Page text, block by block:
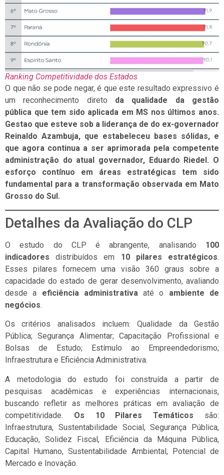
Ranking Competitividade dos Estados
O que não se pode negar, é que este resultado expressivo é
um reconhecimento direto da qualidade da gestão
pública que tem sido aplicada em MS nos últimos anos.
Gestao que esteve sob a liderança de do ex-governador
Reinaldo Azambuja, que estabeleceu bases sólidas, e
que agora continua a ser aprimorada pela competente
administração do atual governador, Eduardo Riedel. O
esforço contínuo em áreas estratégicas tem sido
fundamental para a transformação observada em Mato
Grosso do Sul.
Detalhes da Avaliação do CLP
O estudo do CLP é abrangente, analisando 100
indicadores distribuídos em 10 pilares estratégicos.
Esses pilares fornecem uma visão 360 graus sobre a
capacidade do estado de gerar desenvolvimento, avaliando
desde a eficiência administrativa até o ambiente de
negócios.
Os critérios analisados incluem: Qualidade da Gestão
Pública; Segurança Alimentar; Capacitação Profissional e
Bolsas de Estudo; Estímulo ao Empreendedorismo;
Infraestrutura e Eficiência Administrativa.
A metodologia do estudo foi construída a partir de
pesquisas acadêmicas e experiências internacionais,
buscando refletir as melhores práticas em avaliação de
competitividade. Os 10 Pilares Temáticos são:
Infraestrutura, Sustentabilidade Social, Segurança Pública,
Educação, Solidez Fiscal, Eficiência da Máquina Pública,
Capital Humano, Sustentabilidade Ambiental, Potencial de
Mercado e Inovação.